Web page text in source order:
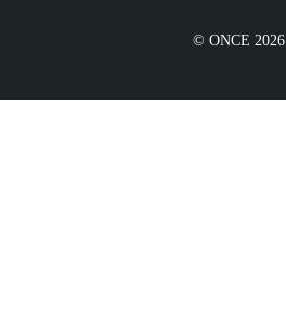
© ONCE 2026